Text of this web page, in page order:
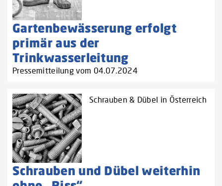
Gartenbewässerung erfolgt
primär aus der
Trinkwasserleitung
Pressemitteilung vom 04.07.2024
Schrauben & Dübel in Österreich
Schrauben und Dübel weiterhin